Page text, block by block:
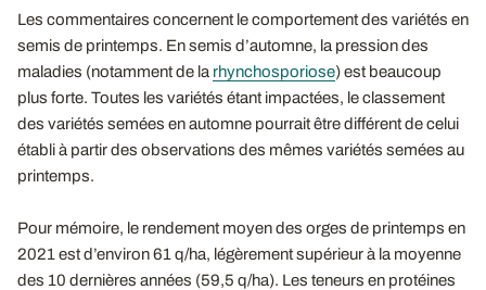
Les commentaires concernent le comportement des variétés en
semis de printemps. En semis d’automne, la pression des
maladies (notamment de la rhynchosporiose) est beaucoup
plus forte. Toutes les variétés étant impactées, le classement
des variétés semées en automne pourrait être différent de celui
établi à partir des observations des mêmes variétés semées au
printemps.
Pour mémoire, le rendement moyen des orges de printemps en
2021 est d’environ 61 q/ha, légèrement supérieur à la moyenne
des 10 dernières années (59,5 q/ha). Les teneurs en protéines